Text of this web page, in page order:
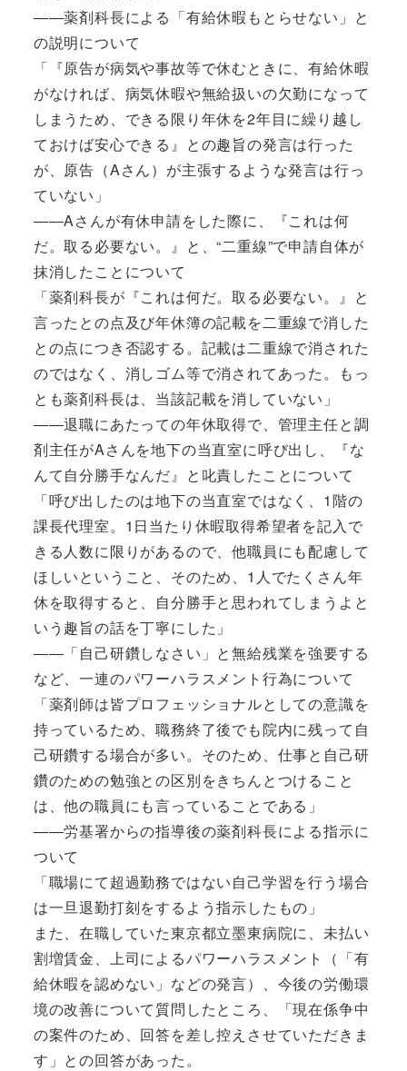
――薬剤科長による「有給休暇もとらせない」と
の説明について
「『原告が病気や事故等で休むときに、有給休暇
がなければ、病気休暇や無給扱いの欠勤になって
しまうため、できる限り年休を2年目に繰り越し
ておけば安心できる』との趣旨の発言は行った
が、原告（Aさん）が主張するような発言は行っ
ていない」
――Aさんが有休申請をした際に、『これは何
だ。取る必要ない。』と、“二重線”で申請自体が
抹消したことについて
「薬剤科長が『これは何だ。取る必要ない。』と
言ったとの点及び年休簿の記載を二重線で消した
との点につき否認する。記載は二重線で消された
のではなく、消しゴム等で消されてあった。もっ
とも薬剤科長は、当該記載を消していない」
――退職にあたっての年休取得で、管理主任と調
剤主任がAさんを地下の当直室に呼び出し、『な
んて自分勝手なんだ』と叱責したことについて
「呼び出したのは地下の当直室ではなく、1階の
課長代理室。1日当たり休暇取得希望者を記入で
きる人数に限りがあるので、他職員にも配慮して
ほしいということ、そのため、1人でたくさん年
休を取得すると、自分勝手と思われてしまうよと
いう趣旨の話を丁寧にした」
――「自己研鑽しなさい」と無給残業を強要する
など、一連のパワーハラスメント行為について
「薬剤師は皆プロフェッショナルとしての意識を
持っているため、職務終了後でも院内に残って自
己研鑽する場合が多い。そのため、仕事と自己研
鑽のための勉強との区別をきちんとつけること
は、他の職員にも言っていることである」
――労基署からの指導後の薬剤科長による指示に
ついて
「職場にて超過勤務ではない自己学習を行う場合
は一旦退勤打刻をするよう指示したもの」
また、在職していた東京都立墨東病院に、未払い
割増賃金、上司によるパワーハラスメント（「有
給休暇を認めない」などの発言）、今後の労働環
境の改善について質問したところ、「現在係争中
の案件のため、回答を差し控えさせていただきま
す」との回答があった。